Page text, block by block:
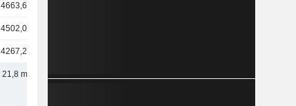
4663,64 M
4502,05 M
4267,29 M
21,8 mil M